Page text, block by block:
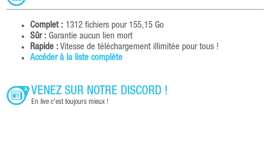
Complet : 1312 fichiers pour 155,15 Go
Sûr : Garantie aucun lien mort
Rapide : Vitesse de téléchargement illimitée pour tous !
Accéder à la liste complète
VENEZ SUR NOTRE DISCORD !
En live c'est toujours mieux !